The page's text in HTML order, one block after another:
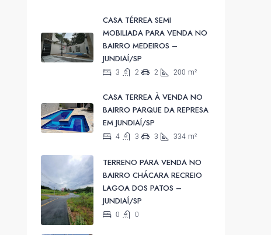
CASA TÉRREA SEMI
MOBILIADA PARA VENDA NO
BAIRRO MEDEIROS –
JUNDIAÍ/SP
3 2 2 200 m²
CASA TERREA À VENDA NO
BAIRRO PARQUE DA REPRESA
EM JUNDIAÍ/SP
4 3 3 334 m²
TERRENO PARA VENDA NO
BAIRRO CHÁCARA RECREIO
LAGOA DOS PATOS –
JUNDIAÍ/SP
0 0